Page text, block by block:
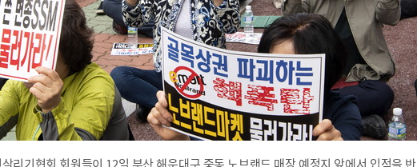
리기협회 회원들이 12일 부산 해운대구 중동 노브랜드 매장 예정지 앞에서 입점을 반